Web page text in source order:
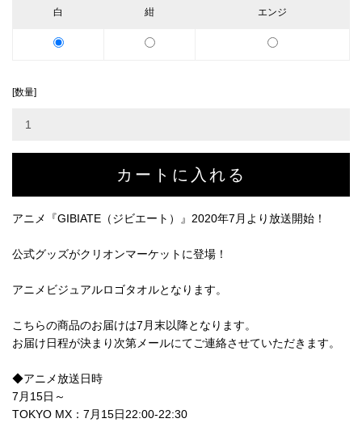
白 紺 エンジ
[数量]
アニメ『GIBIATE（ジビエート）』2020年7月より放送開始！
公式グッズがクリオンマーケットに登場！
アニメビジュアルロゴタオルとなります。
こちらの商品のお届けは7月末以降となります。
お届け日程が決まり次第メールにてご連絡させていただきます。
◆アニメ放送日時
7月15日～
TOKYO MX：7月15日22:00-22:30